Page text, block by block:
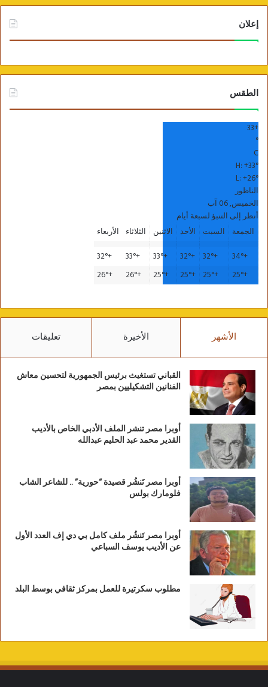
إعلان
الطقس
+
33
°
C
H:+33°
L:+26°
الناظور
الخميس, 06 آب
أنظر إلى التنبؤ لسبعة أيام
الجمعة
السبت الأحد الاثنين الثلاثاء
الأربعاء
+
34°
+
32°
+
32°
+
33°
+
33°
+
32°
+
25°
+
25°
+
25°
+
25°
+
26°
+
26°
الأشهر الأخيرة تعليقات
القباني تستغيث برئيس الجمهورية لتحسين معاش
الفنانين التشكيليين بمصر
أوبرا مصر تنشر الملف الأدبي الخاص بالأديب
القدير محمد عبد الحليم عبدالله
أوبرا مصر تَنشُر قصيدة “حورية” .. للشاعر الشاب
فلومارك بولس
أوبرا مصر تَنشُر ملف كامل بي دي إف العدد الأول
عن الأديب يوسف السباعي
مطلوب سكرتيرة للعمل بمركز ثقافي بوسط البلد